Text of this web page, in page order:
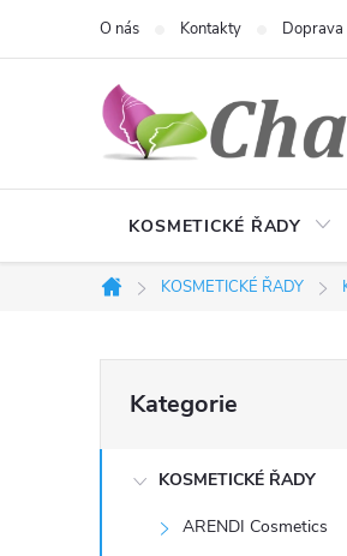
O nás Kontakty Doprava
KOSMETICKÉ ŘADY
Domů
KOSMETICKÉ ŘADY
o
kategorie
Kategorie
KOSMETICKÉ ŘADY
ARENDI Cosmetics